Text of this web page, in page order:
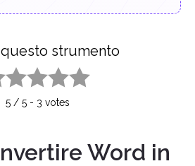
strumento
5/ 5- 3 votes
Word in